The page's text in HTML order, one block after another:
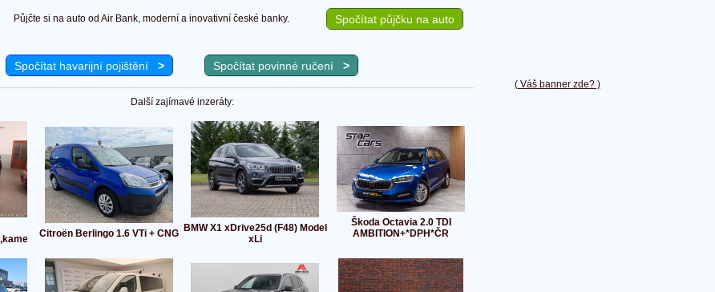
( Váš banner zde? )
Půjčte si na auto od Air Bank, moderní a inovativní české banky. Spočítat půjčku na auto
Spočítat havarijní pojištění > Spočítat povinné ručení >
Další zajímavé inzeráty:
Citroën Berlingo 1.6 VTi + CNG BMW X1 xDrive25d (F48) Model
xLi
Škoda Octavia 2.0 TDI
AMBITION+*DPH*ČR